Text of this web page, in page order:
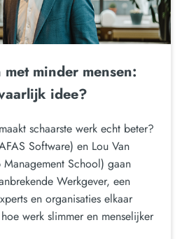
minder mensen:
idee?
schaarste werk echt beter?
Software) en Lou Van
School) gaan
Werkgever, een
en organisaties elkaar
werk slimmer en menselijker